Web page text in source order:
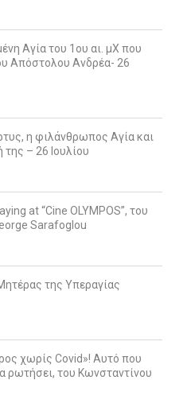
Αγία του 1ου αι. μΧ που
Απόστολου Ανδρέα- 26
η φιλάνθρωπος Αγία και
– 26 Ιουλίου
at “Cine OLYMPOS”, του
Sarafoglou
της Υπεραγίας
χωρίς Covid»! Αυτό που
ρωτήσει, του Κωνσταντίνου